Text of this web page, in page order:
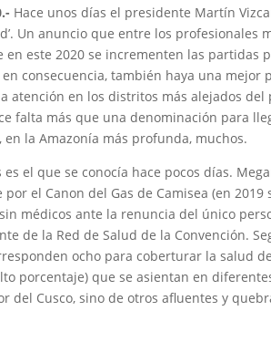
Hace unos días el presidente Martín
Un anuncio que entre los profesionales
en este 2020 se incrementen las partidas
consecuencia, también haya una
atención en los distritos más alejados
falta más que una denominación para
la Amazonía más profunda, muchos.
el que se conocía hace pocos días.
el Canon del Gas de Camisea (en
médicos ante la renuncia del único
de la Red de Salud de la Convención.
ocho para coberturar la salud
porcentaje) que se asientan en
del Cusco, sino de otros afluentes y